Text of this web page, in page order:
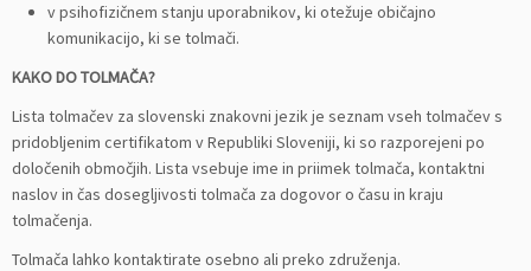
v psihofizičnem stanju uporabnikov, ki otežuje običajno
komunikacijo, ki se tolmači.
KAKO DO TOLMAČA?
Lista tolmačev za slovenski znakovni jezik je seznam vseh tolmačev s
pridobljenim certifikatom v Republiki Sloveniji, ki so razporejeni po
določenih območjih. Lista vsebuje ime in priimek tolmača, kontaktni
naslov in čas dosegljivosti tolmača za dogovor o času in kraju
tolmačenja.
Tolmača lahko kontaktirate osebno ali preko združenja.